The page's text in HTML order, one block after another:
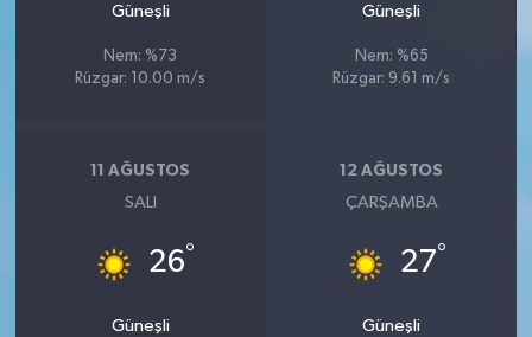
Güneşli
Nem: %73
Rüzgar: 10.00 m/s
Güneşli
Nem: %65
Rüzgar: 9.61 m/s
11 AĞUSTOS
SALI
26°
Güneşli
12 AĞUSTOS
ÇARŞAMBA
27°
Güneşli